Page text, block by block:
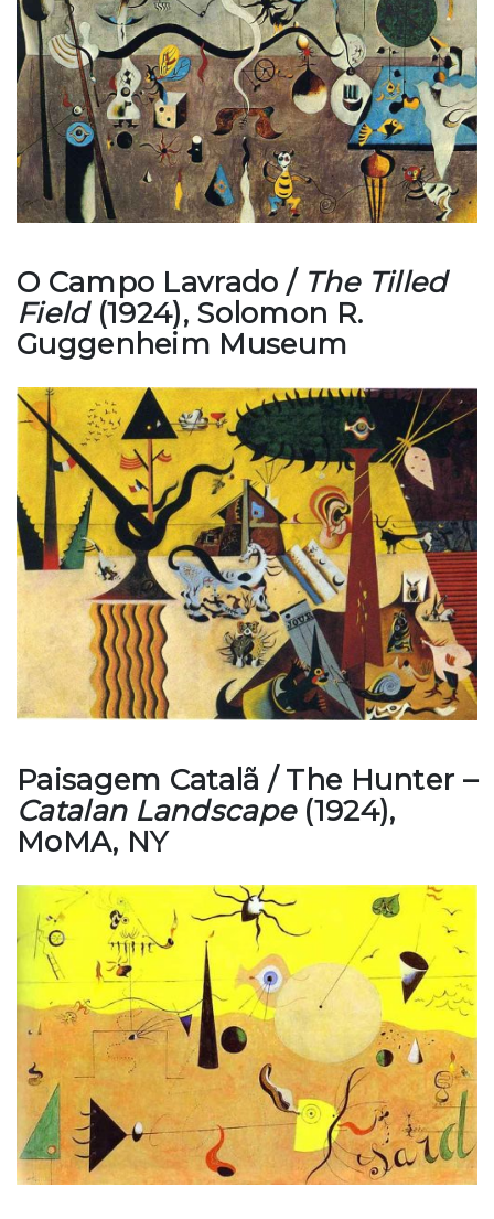
O Campo Lavrado / The Tilled
Field(1924), Solomon R.
Guggenheim Museum
Paisagem Catalã / The Hunter –
Catalan Landscape(1924),
MoMA, NY